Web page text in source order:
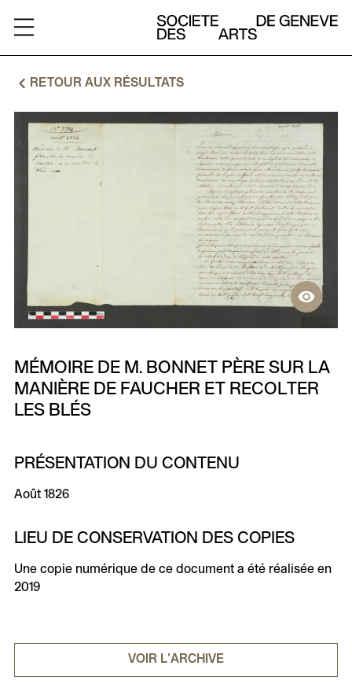
ARCHIVES
PROPOS
RETOUR AUX RÉSULTATS
MÉMOIRE DE M. BONNET PÈRE SUR LA
MANIÈRE DE FAUCHER ET RECOLTER
LES BLÉS
PRÉSENTATION DU CONTENU
Août 1826
LIEU DE CONSERVATION DES COPIES
Une copie numérique de ce document a été réalisée en
2019
VOIR L'ARCHIVE